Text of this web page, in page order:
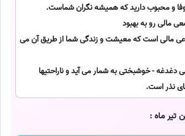
و محبوب دارید که همیشه نگران شماست.
مالی رو به بهبود
مالی است که معیشت و زندگی شما از طریق آن می
دغدغه - خوشبختی به شمار می آید و ناراحتیها
نذر است.
تیر ماه :